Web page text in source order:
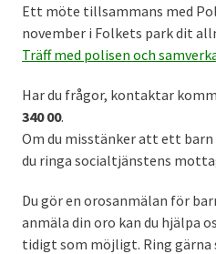
Ett möte tillsammans med
november i Folkets park dit
Träff med polisen och
Har du frågor, kontaktar
340 00.
Om du misstänker att ett
du ringa socialtjänstens
Du gör en orosanmälan för
anmäla din oro kan du hjälpa
tidigt som möjligt. Ring gärna